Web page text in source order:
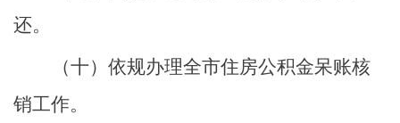
还。
（十）依规办理全市住房公积金呆账核
销工作。